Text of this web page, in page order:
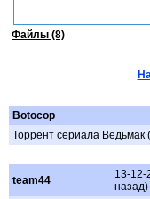
Файлы (8)
Botocop
Торрент сериала Ведьмак
team44
13-12-
назад)